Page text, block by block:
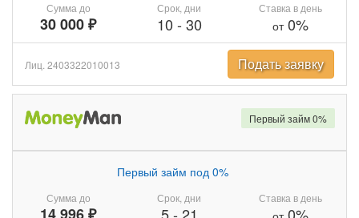
Сумма до
30 000 ₽
Срок, дни
10 - 30
Ставка в день
от0%
Лиц. 2403322010013 Подать заявку
Сумма до
Первый займ под 0%
Срок, дни Ставка в день
Первый займ 0%